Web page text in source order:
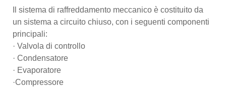
Il sistema di raffreddamento meccanico è costituito da
un sistema a circuito chiuso, con i seguenti componenti
principali:
· Valvola di controllo
· Condensatore
· Evaporatore
·Compressore